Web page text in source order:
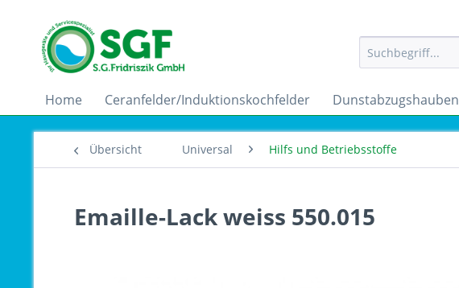
Home Ceranfelder/Induktionskochfelder Dunstabzugshauben
Übersicht Universal Hilfs und Betriebsstoffe
Emaille-Lack weiss 550.015